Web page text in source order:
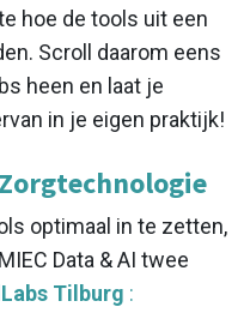
hoe de tools uit een
Scroll daarom eens
heen en laat je
in je eigen praktijk!
optimaal in te zetten,
Data & AI twee
Tilburg :